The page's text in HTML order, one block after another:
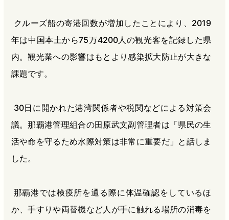
クルーズ船の寄港回数が増加したことにより、2019
年は中国本土から75万4200人の観光客を記録した県
内。観光業への影響はもとより感染拡大防止が大きな
課題です。
30日に開かれた港湾関係者や税関などによる対策会
議。那覇港管理組合の田原武文副管理者は「県民の生
活や命を守るため水際対策は非常に重要だ」と話しま
した。
那覇港では検疫所を通る際に体温確認をしているほ
か、手すりや両替機など人が手に触れる場所の消毒を